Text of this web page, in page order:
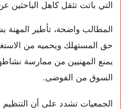
التي باتت تثقل كاهل
المطالب واضحة، تأطير
حق المستهلك ويحميه من
يمنع المهنيين من ممارسة
السوق من الفوضى.
الجمعيات تشدد على أن التنظيم